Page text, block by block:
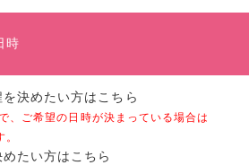
時
決めたい方はこちら
、ご希望の日時が決まっている場合は
たい方はこちら